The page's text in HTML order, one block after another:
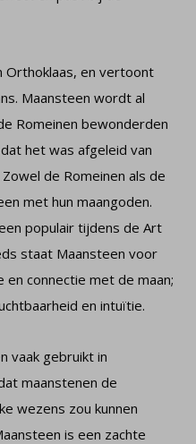
Orthoklaas, en vertoont
Maansteen wordt al
Romeinen bewonderden
het was afgeleid van
de Romeinen als de
met hun maangoden.
populair tijdens de Art
staat Maansteen voor
connectie met de maan;
en intuïtie.
vaak gebruikt in
maanstenen de
wezens zou kunnen
is een zachte